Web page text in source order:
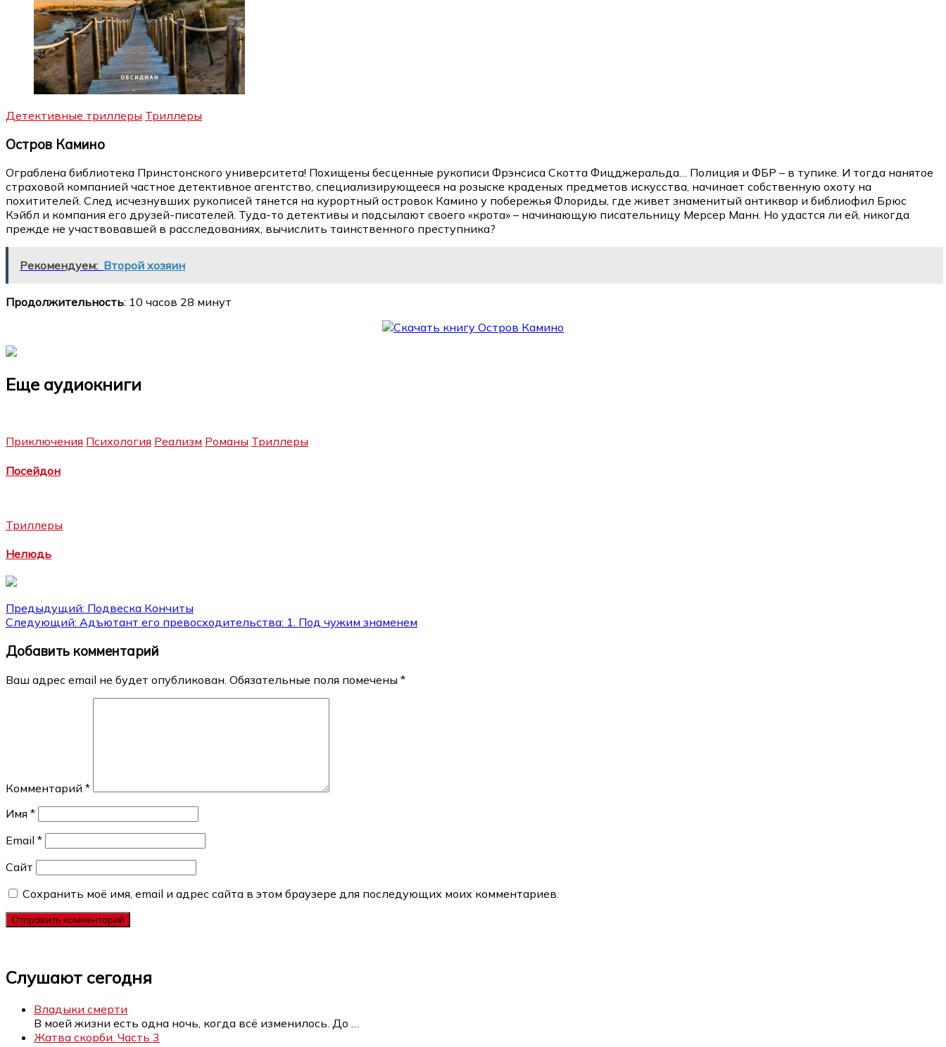
Детективные триллеры Триллеры
Остров Камино
Ограблена библиотека Принстонского университета! Похищены бесценные рукописи Фрэнсиса Скотта Фицджеральда… Полиция и ФБР – в тупике. И тогда нанятое
страховой компанией частное детективное агентство, специализирующееся на розыске краденых предметов искусства, начинает собственную охоту на
похитителей. След исчезнувших рукописей тянется на курортный островок Камино у побережья Флориды, где живет знаменитый антиквар и библиофил Брюс
Кэйбл и компания его друзей-писателей. Туда-то детективы и подсылают своего «крота» – начинающую писательницу Мерсер Манн. Но удастся ли ей, никогда
прежде не участвовавшей в расследованиях, вычислить таинственного преступника?
Рекомендуем: Второй хозяин
Продолжительность: 10 часов 28 минут
Еще аудиокниги
Приключения Психология Реализм Романы Триллеры
Посейдон
Триллеры
Нелюдь
Навигация
по
записям
Предыдущий: Подвеска Кончиты
Следующий: Адъютант его превосходительства: 1. Под чужим знаменем
Добавить комментарий
Ваш адрес email не будет опубликован. Обязательные поля помечены *
Комментарий *
Имя *
Email *
Сайт
Сохранить моё имя, email и адрес сайта в этом браузере для последующих моих комментариев.
Слушают сегодня
Владыки смерти
В моей жизни есть одна ночь, когда всё изменилось. До
Жатва скорби. Часть 3